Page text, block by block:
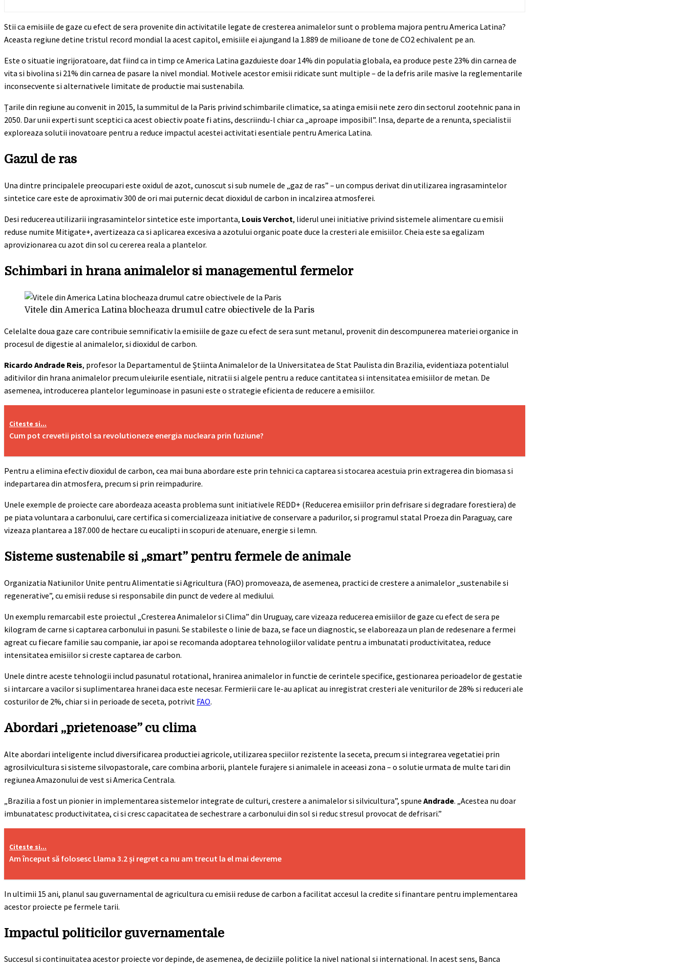
Stii ca emisiile de gaze cu efect de sera provenite din activitatile legate de cresterea animalelor sunt o problema majora pentru America Latina?
Aceasta regiune detine tristul record mondial la acest capitol, emisiile ei ajungand la 1.889 de milioane de tone de CO2 echivalent pe an.
Este o situatie ingrijoratoare, dat fiind ca in timp ce America Latina gazduieste doar 14% din populatia globala, ea produce peste 23% din carnea de
vita si bivolina si 21% din carnea de pasare la nivel mondial. Motivele acestor emisii ridicate sunt multiple – de la defris arile masive la reglementarile
inconsecvente si alternativele limitate de productie mai sustenabila.
Țarile din regiune au convenit in 2015, la summitul de la Paris privind schimbarile climatice, sa atinga emisii nete zero din sectorul zootehnic pana in
2050. Dar unii experti sunt sceptici ca acest obiectiv poate fi atins, descriindu-l chiar ca „aproape imposibil”. Insa, departe de a renunta, specialistii
exploreaza solutii inovatoare pentru a reduce impactul acestei activitati esentiale pentru America Latina.
Gazul de ras
Una dintre principalele preocupari este oxidul de azot, cunoscut si sub numele de „gaz de ras” – un compus derivat din utilizarea ingrasamintelor
sintetice care este de aproximativ 300 de ori mai puternic decat dioxidul de carbon in incalzirea atmosferei.
Desi reducerea utilizarii ingrasamintelor sintetice este importanta, Louis Verchot, liderul unei initiative privind sistemele alimentare cu emisii
reduse numite Mitigate+, avertizeaza ca si aplicarea excesiva a azotului organic poate duce la cresteri ale emisiilor. Cheia este sa egalizam
aprovizionarea cu azot din sol cu cererea reala a plantelor.
Schimbari in hrana animalelor si managementul fermelor
Vitele din America Latina blocheaza drumul catre obiectivele de la Paris
Celelalte doua gaze care contribuie semnificativ la emisiile de gaze cu efect de sera sunt metanul, provenit din descompunerea materiei organice in
procesul de digestie al animalelor, si dioxidul de carbon.
Ricardo Andrade Reis, profesor la Departamentul de Știinta Animalelor de la Universitatea de Stat Paulista din Brazilia, evidentiaza potentialul
aditivilor din hrana animalelor precum uleiurile esentiale, nitratii si algele pentru a reduce cantitatea si intensitatea emisiilor de metan. De
asemenea, introducerea plantelor leguminoase in pasuni este o strategie eficienta de reducere a emisiilor.
Citeste si...
Cum pot crevetii pistol sa revolutioneze energia nucleara prin fuziune?
Pentru a elimina efectiv dioxidul de carbon, cea mai buna abordare este prin tehnici ca captarea si stocarea acestuia prin extragerea din biomasa si
indepartarea din atmosfera, precum si prin reimpadurire.
Unele exemple de proiecte care abordeaza aceasta problema sunt initiativele REDD+ (Reducerea emisiilor prin defrisare si degradare forestiera) de
pe piata voluntara a carbonului, care certifica si comercializeaza initiative de conservare a padurilor, si programul statal Proeza din Paraguay, care
vizeaza plantarea a 187.000 de hectare cu eucalipti in scopuri de atenuare, energie si lemn.
Sisteme sustenabile si „smart” pentru fermele de animale
Organizatia Natiunilor Unite pentru Alimentatie si Agricultura (FAO) promoveaza, de asemenea, practici de crestere a animalelor „sustenabile si
regenerative”, cu emisii reduse si responsabile din punct de vedere al mediului.
Un exemplu remarcabil este proiectul „Cresterea Animalelor si Clima” din Uruguay, care vizeaza reducerea emisiilor de gaze cu efect de sera pe
kilogram de carne si captarea carbonului in pasuni. Se stabileste o linie de baza, se face un diagnostic, se elaboreaza un plan de redesenare a fermei
agreat cu fiecare familie sau companie, iar apoi se recomanda adoptarea tehnologiilor validate pentru a imbunatati productivitatea, reduce
intensitatea emisiilor si creste captarea de carbon.
Unele dintre aceste tehnologii includ pasunatul rotational, hranirea animalelor in functie de cerintele specifice, gestionarea perioadelor de gestatie
si intarcare a vacilor si suplimentarea hranei daca este necesar. Fermierii care le-au aplicat au inregistrat cresteri ale veniturilor de 28% si reduceri ale
costurilor de 2%, chiar si in perioade de seceta, potrivit FAO.
Abordari „prietenoase” cu clima
Alte abordari inteligente includ diversificarea productiei agricole, utilizarea speciilor rezistente la seceta, precum si integrarea vegetatiei prin
agrosilvicultura si sisteme silvopastorale, care combina arborii, plantele furajere si animalele in aceeasi zona – o solutie urmata de multe tari din
regiunea Amazonului de vest si America Centrala.
„Brazilia a fost un pionier in implementarea sistemelor integrate de culturi, crestere a animalelor si silvicultura”, spune Andrade. „Acestea nu doar
imbunatatesc productivitatea, ci si cresc capacitatea de sechestrare a carbonului din sol si reduc stresul provocat de defrisari.”
Citeste si...
Am început să folosesc Llama 3.2 și regret ca nu am trecut la el mai devreme
In ultimii 15 ani, planul sau guvernamental de agricultura cu emisii reduse de carbon a facilitat accesul la credite si finantare pentru implementarea
acestor proiecte pe fermele tarii.
Impactul politicilor guvernamentale
Succesul si continuitatea acestor proiecte vor depinde, de asemenea, de deciziile politice la nivel national si international. In acest sens, Banca